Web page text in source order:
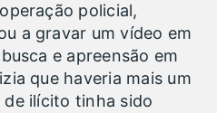
policial,
a gravar um vídeo em
e apreensão em
que haveria mais um
de ilícito tinha sido